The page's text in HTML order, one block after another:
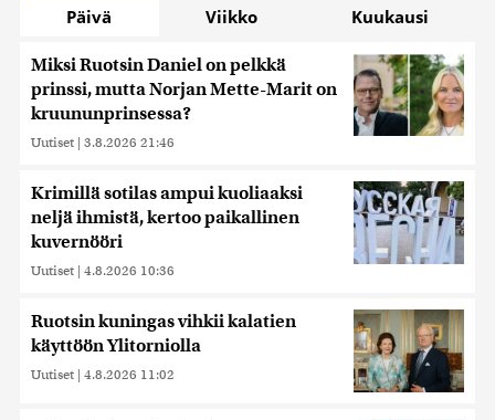
Päivä Viikko Kuukausi
Miksi Ruotsin Daniel on pelkkä
prinssi, mutta Norjan Mette-Marit on
kruununprinsessa?
Uutiset | 3.8.2026 21:46
Krimillä sotilas ampui kuoliaaksi
neljä ihmistä, kertoo paikallinen
kuvernööri
Uutiset | 4.8.2026 10:36
Ruotsin kuningas vihkii kalatien
käyttöön Ylitorniolla
Uutiset | 4.8.2026 11:02